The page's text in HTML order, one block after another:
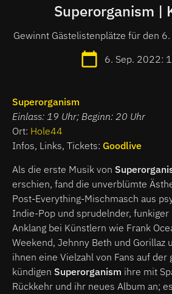
Superorganism |
Gewinnt Gästelistenplätze für den
6. Sep. 2022:
Superorganism
Einlass: 19 Uhr; Beginn: 20 Uhr
Ort: Hole44
Infos, Links, Tickets: Goodlive
Als die erste Musik von
erschien, fand die unverblümte
Post-Everything-Mischmasch aus
Indie-Pop und sprudelnder,
Anklang bei Künstlern wie Frank
Weekend, Jehnny Beth und Gorillaz
ihnen eine Vielzahl von Fans auf der
kündigen Superorganism ihre mit
Rückkehr und ihr neues Album an;